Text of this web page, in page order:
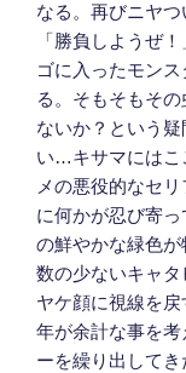
なる。再びニヤ
「勝負しようぜ
ゴに入ったモン
る。そもそもそ
ないか？という
い…キサマにはこ
メの悪役的なセ
に何かが忍び寄
の鮮やかな緑色
数の少ないキャ
ヤケ顔に視線を
年が余計な事を
ーを繰り出して